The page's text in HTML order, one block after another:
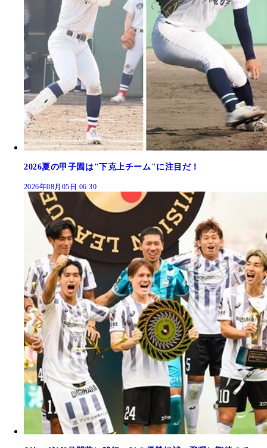
2026夏の甲子園は"下克上チーム"に注目だ！
2026年08月05日 06:30